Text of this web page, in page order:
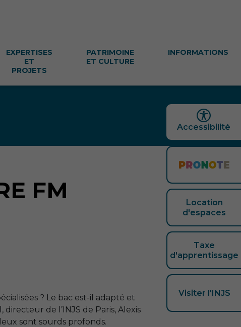
EXPERTISES
ET
PROJETS
PATRIMOINE
ET CULTURE
INFORMATIONS
FM
? Le bac est-il adapté et
directeur de l’INJS de Paris, Alexis
sont sourds profonds.
Location
d'espaces
Taxe
d'apprentissage
Visiter l'INJS
Accessibilité